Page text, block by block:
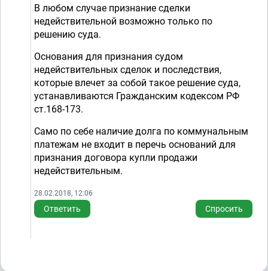
В любом случае признание сделки
недействительной возможно только по
решению суда.
Основания для признания судом
недействительных сделок и последствия,
которые влечет за собой такое решение суда,
устанавливаются Гражданским кодексом РФ
ст.168-173.
Само по себе наличие долга по коммунальным
платежам не входит в перечь оснований для
признания договора купли продажи
недействительным.
28.02.2018, 12:06
Ответить Спросить